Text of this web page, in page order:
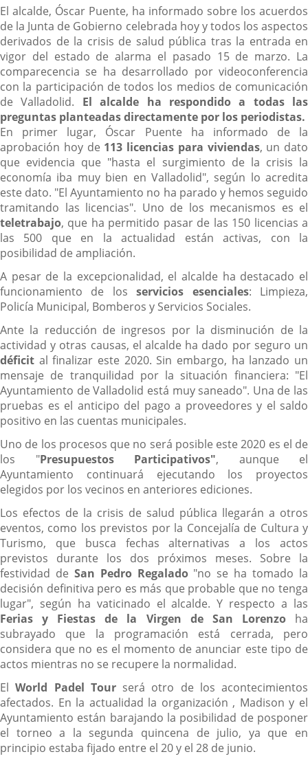
Descripción
El alcalde, Óscar Puente, ha informado sobre los acuerdos
de la Junta de Gobierno celebrada hoy y todos los aspectos
derivados de la crisis de salud pública tras la entrada en
vigor del estado de alarma el pasado 15 de marzo. La
comparecencia se ha desarrollado por videoconferencia
con la participación de todos los medios de comunicación
de Valladolid. El alcalde ha respondido a todas las
preguntas planteadas directamente por los periodistas.
En primer lugar, Óscar Puente ha informado de la
aprobación hoy de 113 licencias para viviendas, un dato
que evidencia que "hasta el surgimiento de la crisis la
economía iba muy bien en Valladolid", según lo acredita
este dato. "El Ayuntamiento no ha parado y hemos seguido
tramitando las licencias". Uno de los mecanismos es el
teletrabajo, que ha permitido pasar de las 150 licencias a
las 500 que en la actualidad están activas, con la
posibilidad de ampliación.
A pesar de la excepcionalidad, el alcalde ha destacado el
funcionamiento de losservicios esenciales: Limpieza,
Policía Municipal, Bomberos y Servicios Sociales.
Ante la reducción de ingresos por la disminución de la
actividad y otras causas, el alcalde ha dado por seguro un
déficit al finalizar este 2020. Sin embargo, ha lanzado un
mensaje de tranquilidad por la situación financiera: "El
Ayuntamiento de Valladolid está muy saneado". Una de las
pruebas es el anticipo del pago a proveedores y el saldo
positivo en las cuentas municipales.
Uno de los procesos que no será posible este 2020 es el de
los "Presupuestos Participativos", aunque el
Ayuntamiento continuará ejecutando los proyectos
elegidos por los vecinos en anteriores ediciones.
Los efectos de la crisis de salud pública llegarán a otros
eventos, como los previstos por la Concejalía de Cultura y
Turismo, que busca fechas alternativas a los actos
previstos durante los dos próximos meses. Sobre la
festividad de San Pedro Regalado"no se ha tomado la
decisión definitiva pero es más que probable que no tenga
lugar", según ha vaticinado el alcalde. Y respecto a las
Ferias y Fiestas de la Virgen de San Lorenzoha
subrayado que la programación está cerrada, pero
considera que no es el momento de anunciar este tipo de
actos mientras no se recupere la normalidad.
ElWorld Padel Tourserá otro de los acontecimientos
afectados. En la actualidad la organización , Madison y el
Ayuntamiento están barajando la posibilidad de posponer
el torneo a la segunda quincena de julio, ya que en
principio estaba fijado entre el 20 y el 28 de junio.